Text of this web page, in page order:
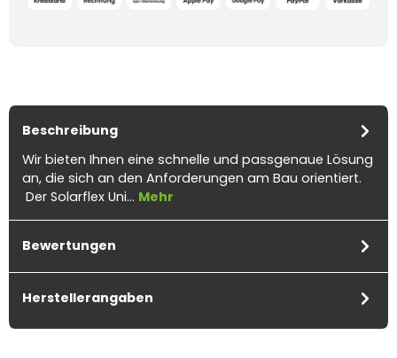
Beschreibung
Wir bieten Ihnen eine schnelle und passgenaue Lösung
an, die sich an den Anforderungen am Bau orientiert.
Der Solarflex Uni… Mehr
Bewertungen
Herstellerangaben